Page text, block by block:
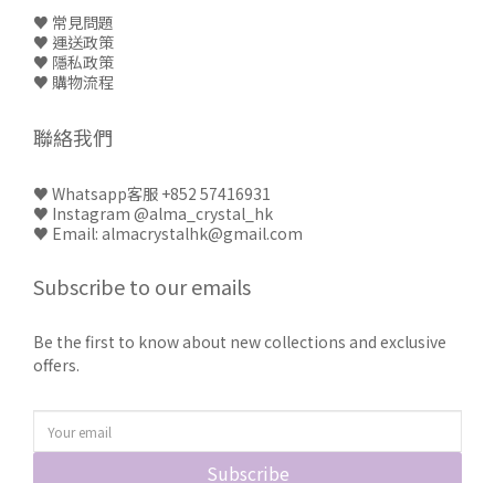
♥ 常見問題
♥ 運送政策
♥ 隱私政策
♥ 購物流程
聯絡我們
♥ Whatsapp客服 +852 57416931
♥ Instagram @alma_crystal_hk
♥ Email: almacrystalhk@gmail.com
Subscribe to our emails
Be the first to know about new collections and exclusive
offers.
Subscribe